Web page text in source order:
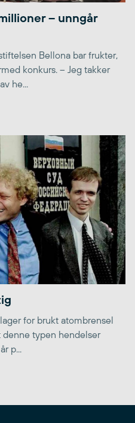
– unngår
Bellona bar frukter,
konkurs. – Jeg takker
he...
for brukt atombrensel
denne typen hendelser
p...